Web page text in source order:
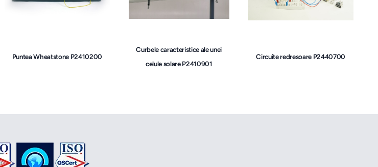
Puntea Wheatstone P2410200
Curbele caracteristice ale unei
celule solare P2410901
Circuite redresoare P2440700